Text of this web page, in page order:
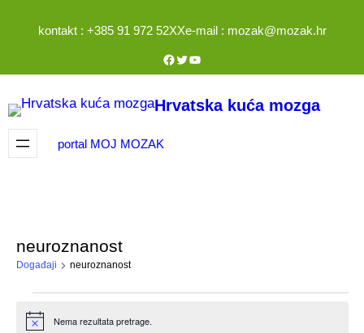
kontakt : +385 91 972 52XXe-mail : mozak@mozak.hr
Facebook
Twitter
YouTube
Hrvatska kuća mozga
portal MOJ MOZAK
neuroznanost
Događaji neuroznanost
Događaji
Notice Nema rezultata pretrage.